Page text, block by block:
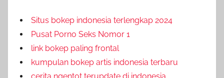
Situs bokep indonesia terlengkap 2024
Pusat Porno Seks Nomor 1
link bokep paling frontal
kumpulan bokep artis indonesia terbaru
cerita ngentot terupdate di indonesia